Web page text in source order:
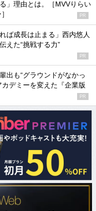
」理由とは。［MVVりらい
PR
ば成長は止まる」西内悠人
えた“挑戦する力”
PR
出も“グラウンドがなかっ
デミーを変えた『企業版
PR